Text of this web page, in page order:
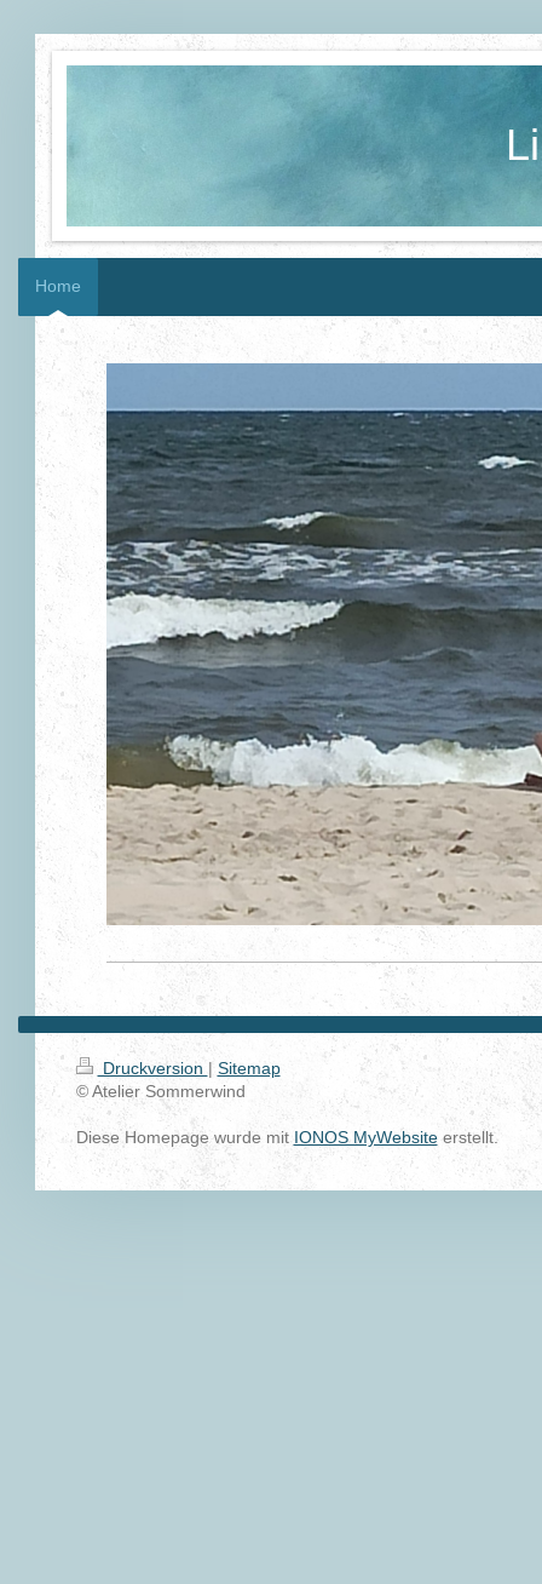
Home
Druckversion | Sitemap
© Atelier Sommerwind
Diese Homepage wurde mit IONOS MyWebsiteerstellt.